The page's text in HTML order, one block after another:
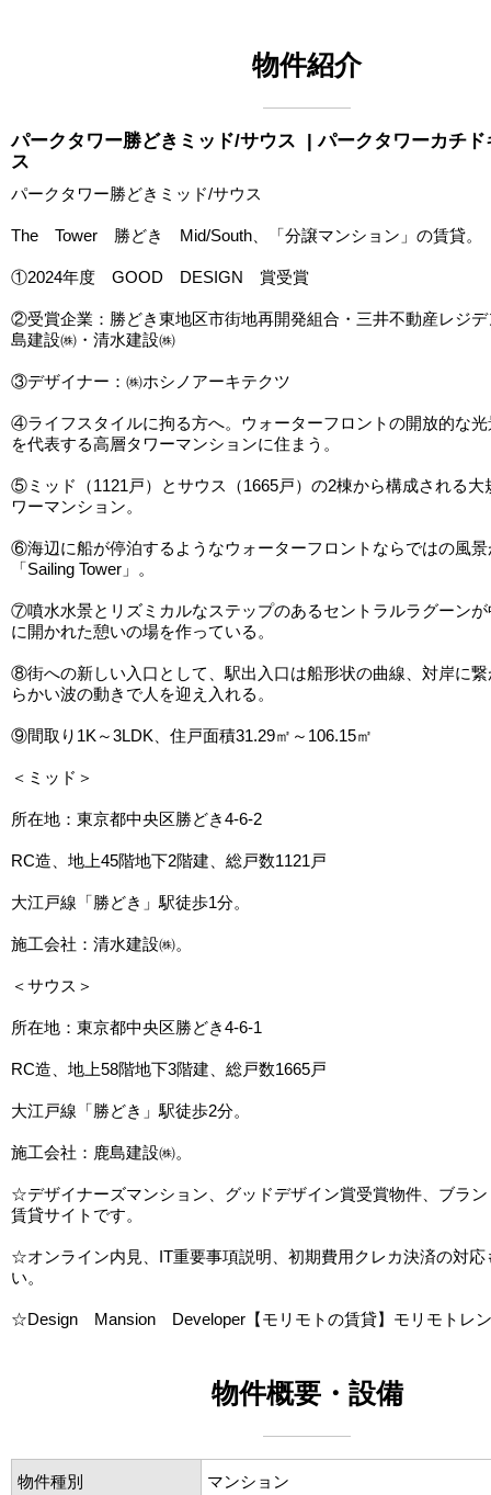
物件紹介
パークタワー勝どきミッド/サウス
| パークタワーカチ
ス
パークタワー勝どきミッド/サウス
The Tower 勝どき Mid/South、「分譲マンション」の賃貸。
①2024年度 GOOD DESIGN 賞受賞
②受賞企業：勝どき東地区市街地再開発組合・三井不動産レジ
島建設㈱・清水建設㈱
③デザイナー：㈱ホシノアーキテクツ
④ライフスタイルに拘る方へ。ウォーターフロントの開放的な
を代表する高層タワーマンションに住まう。
⑤ミッド（1121戸）とサウス（1665戸）の2棟から構成される大
ワーマンション。
⑥海辺に船が停泊するようなウォーターフロントならではの風
「Sailing Tower」。
⑦噴水水景とリズミカルなステップのあるセントラルラグーン
に開かれた憩いの場を作っている。
⑧街への新しい入口として、駅出入口は船形状の曲線、対岸に
らかい波の動きで人を迎え入れる。
⑨間取り1K～3LDK、住戸面積31.29㎡～106.15㎡
＜ミッド＞
所在地：東京都中央区勝どき4-6-2
RC造、地上45階地下2階建、総戸数1121戸
大江戸線「勝どき」駅徒歩1分。
施工会社：清水建設㈱。
＜サウス＞
所在地：東京都中央区勝どき4-6-1
RC造、地上58階地下3階建、総戸数1665戸
大江戸線「勝どき」駅徒歩2分。
施工会社：鹿島建設㈱。
☆デザイナーズマンション、グッドデザイン賞受賞物件、ブラ
賃貸サイトです。
☆オンライン内見、IT重要事項説明、初期費用クレカ決済の対応
い。
☆Design Mansion Developer【モリモトの賃貸】モリモトレ
物件概要・設備
物件種別 マンション